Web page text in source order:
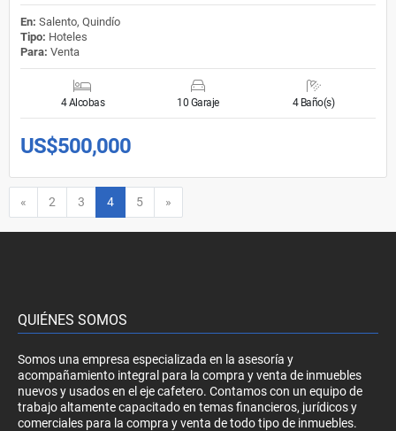
En: Salento, Quindío
Tipo: Hoteles
Para: Venta
4 Alcobas 10 Garaje 4 Baño(s)
US$500,000
« Anterior
2 3 4 5 »
QUIÉNES SOMOS
Somos una empresa especializada en la asesoría y
acompañamiento integral para la compra y venta de inmuebles
nuevos y usados en el eje cafetero. Contamos con un equipo de
trabajo altamente capacitado en temas financieros, jurídicos y
comerciales para la compra y venta de todo tipo de inmuebles.